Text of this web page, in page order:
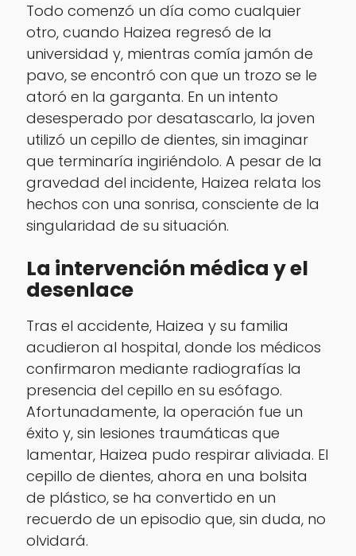
Todo comenzó un día como cualquier
otro, cuando Haizea regresó de la
universidad y, mientras comía jamón de
pavo, se encontró con que un trozo se le
atoró en la garganta. En un intento
desesperado por desatascarlo, la joven
utilizó un cepillo de dientes, sin imaginar
que terminaría ingiriéndolo. A pesar de la
gravedad del incidente, Haizea relata los
hechos con una sonrisa, consciente de la
singularidad de su situación.
La intervención médica y el
desenlace
Tras el accidente, Haizea y su familia
acudieron al hospital, donde los médicos
confirmaron mediante radiografías la
presencia del cepillo en su esófago.
Afortunadamente, la operación fue un
éxito y, sin lesiones traumáticas que
lamentar, Haizea pudo respirar aliviada. El
cepillo de dientes, ahora en una bolsita
de plástico, se ha convertido en un
recuerdo de un episodio que, sin duda, no
olvidará.